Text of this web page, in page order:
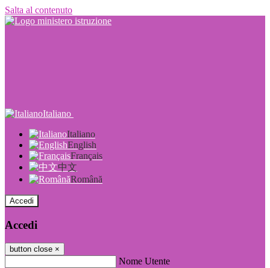
Salta al contenuto
Italiano
Italiano
English
Français
中文
Română
Accedi
Accedi
button close ×
Nome Utente